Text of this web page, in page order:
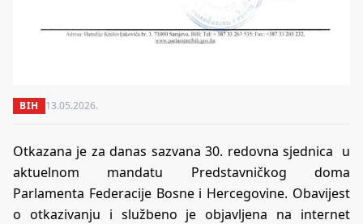
BIH 13.05.2026.
Otkazana je za danas sazvana 30. redovna sjednica u
aktuelnom mandatu Predstavničkog doma
Parlamenta Federacije Bosne i Hercegovine. Obavijest
o otkazivanju i službeno je objavljena na internet